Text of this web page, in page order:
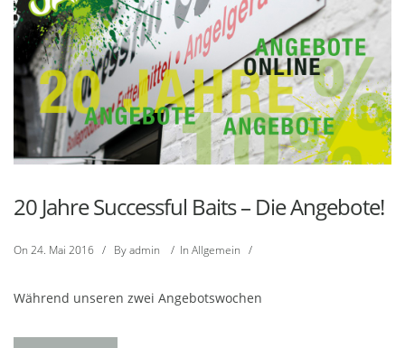
20 Jahre Successful Baits – Die Angebote!
On 24. Mai 2016 / Byadmin / In Allgemein /
Während unseren zwei Angebotswochen